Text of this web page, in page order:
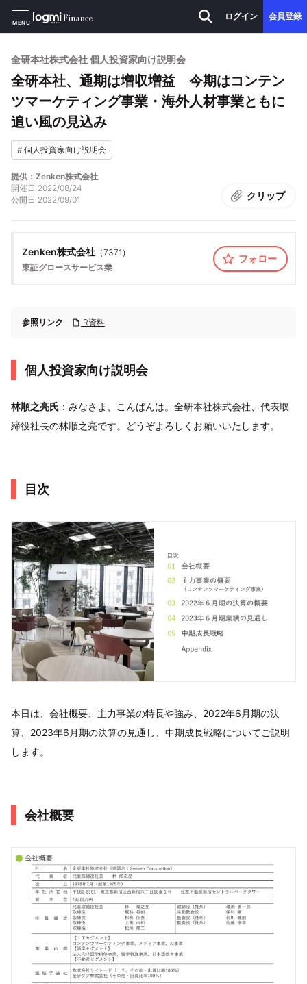
MENU
ログイン 会員登録
全研本社株式会社 個人投資家向け説明会
全研本社、通期は増収増益 今期はコンテン
ツマーケティング事業・海外人材事業ともに
追い風の見込み
#個人投資家向け説明会
提供：Zenken株式会社
開催日 2022/08/24
公開日 2022/09/01 クリップ
Zenken株式会社 （7371 ）
東証グロースサービス業
フォロー
参照リンク IR資料
個人投資家向け説明会
林順之亮氏 ：みなさま、こんばんは。全研本社株式会社、代表取
締役社⾧の林順之亮です。どうぞよろしくお願いいたします。
目次
本日は、会社概要、主力事業の特⾧や強み、2022年6月期の決
算、2023年6月期の決算の見通し、中期成⾧戦略についてご説明
します。
会社概要